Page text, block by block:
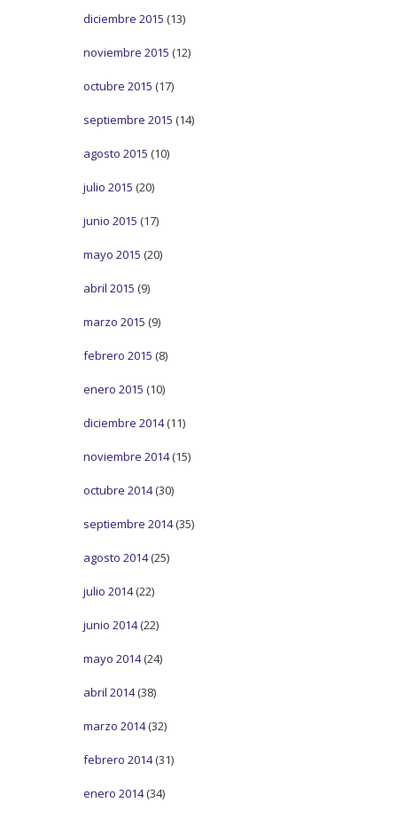
diciembre 2015 (13)
noviembre 2015 (12)
octubre 2015 (17)
septiembre 2015 (14)
agosto 2015 (10)
julio 2015 (20)
junio 2015 (17)
mayo 2015 (20)
abril 2015 (9)
marzo 2015 (9)
febrero 2015 (8)
enero 2015 (10)
diciembre 2014(11)
noviembre 2014(15)
octubre 2014(30)
septiembre 2014(35)
agosto 2014(25)
julio 2014(22)
junio 2014(22)
mayo 2014(24)
abril 2014(38)
marzo 2014(32)
febrero 2014(31)
enero 2014(34)